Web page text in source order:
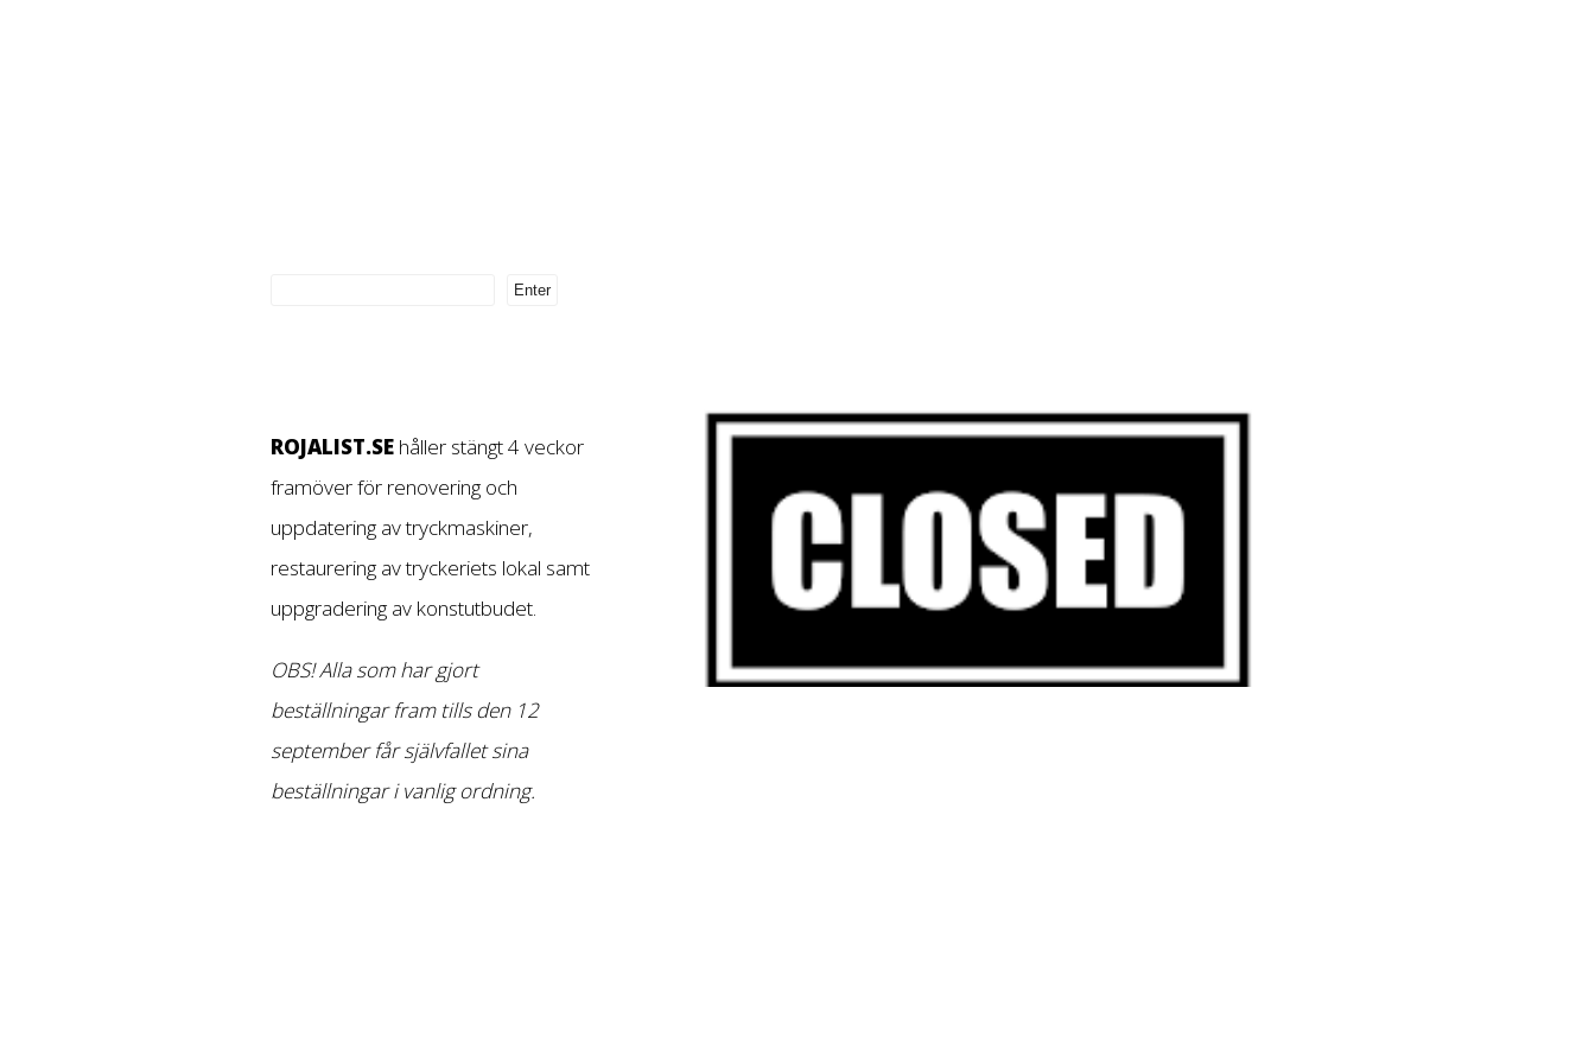
ROJALIST.SE håller stängt 4 veckor
framöver för renovering och
uppdatering av tryckmaskiner,
restaurering av tryckeriets lokal samt
uppgradering av konstutbudet.
OBS! Alla som har gjort
beställningar fram tills den 12
september får självfallet sina
beställningar i vanlig ordning.